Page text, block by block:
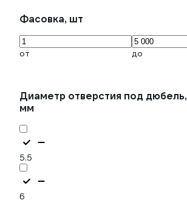
Фасовка, шт
от до
Диаметр отверстия под дюбель,
мм
5.5
6